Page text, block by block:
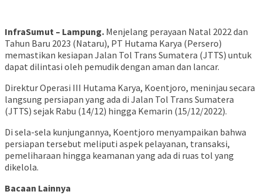
InfraSumut – Lampung. Menjelang perayaan Natal 2022 dan
Tahun Baru 2023 (Nataru), PT Hutama Karya (Persero)
memastikan kesiapan Jalan Tol Trans Sumatera (JTTS) untuk
dapat dilintasi oleh pemudik dengan aman dan lancar.
Direktur Operasi III Hutama Karya, Koentjoro, meninjau secara
langsung persiapan yang ada di Jalan Tol Trans Sumatera
(JTTS) sejak Rabu (14/12) hingga Kemarin (15/12/2022).
Di sela-sela kunjungannya, Koentjoro menyampaikan bahwa
persiapan tersebut meliputi aspek pelayanan, transaksi,
pemeliharaan hingga keamanan yang ada di ruas tol yang
dikelola.
Bacaan Lainnya